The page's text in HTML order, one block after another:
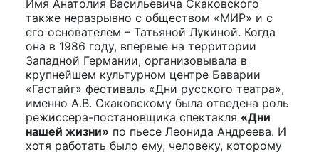
Имя Анатолия Васильевича Скаковского
также неразрывно с обществом «МИР» и с
его основателем – Татьяной Лукиной. Когда
она в 1986 году, впервые на территории
Западной Германии, организовывала в
крупнейшем культурном центре Баварии
«Гастайг» фестиваль «Дни русского театра»,
именно А.В. Скаковскому была отведена роль
режиссера-постановщика спектакля «Дни
нашей жизни» по пьесе Леонида Андреева. И
хотя работать было ему, человеку, которому